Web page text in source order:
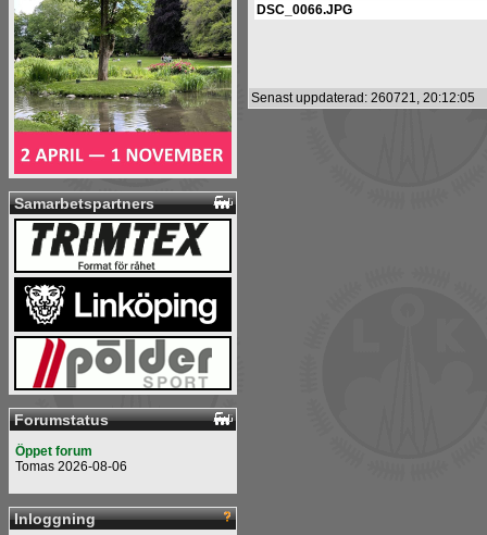
Samarbetspartners
Forumstatus
Öppet forum
Tomas 2026-08-06
Inloggning
DSC_0066.JPG
Senast uppdaterad: 260721, 20:12:05